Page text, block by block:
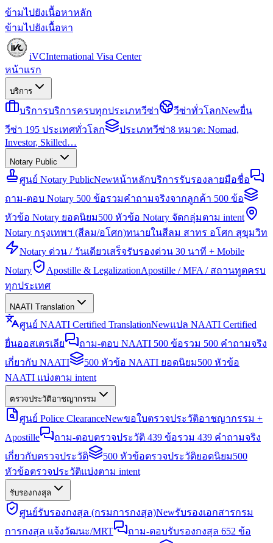
ข้ามไปยังเนื้อหาหลัก
ข้ามไปยังเนื้อหา
iVCInternational Visa Center
หน้าแรก
บริการ
บริการบริการครบทุกประเภทวีซ่า วีซ่าทั่วโลกNewยื่น
วีซ่า 195 ประเทศทั่วโลก
ประเภทวีซ่า8 หมวด: Nomad,
Investor, Skilled…
Notary Public
ศูนย์ Notary PublicNewหน้าหลักบริการรับรองลายมือชื่อ
ถาม-ตอบ Notary 500 ข้อรวมคำถามจริงจากลูกค้า 500 ข้อ
หัวข้อ Notary ยอดนิยม500 หัวข้อ Notary จัดกลุ่มตาม intent
Notary กรุงเทพฯ (สีลม/อโศก)ทนายในสีลม สาทร อโศก สุขุมวิท
Notary ด่วน / วันเดียวเสร็จรับรองด่วน 30 นาที + Mobile
Notary
Apostille & LegalizationApostille / MFA / สถานทูตครบ
ทุกประเทศ
NAATI Translation
ศูนย์ NAATI Certified TranslationNewแปล NAATI Certified
ยื่นออสเตรเลีย
ถาม-ตอบ NAATI 500 ข้อรวม 500 คำถามจริง
เกี่ยวกับ NAATI
500 หัวข้อ NAATI ยอดนิยม500 หัวข้อ
NAATI แบ่งตาม intent
ตรวจประวัติอาชญากรรม
ศูนย์ Police ClearanceNewขอใบตรวจประวัติอาชญากรรม +
Apostille
ถาม-ตอบตรวจประวัติ 439 ข้อรวม 439 คำถามจริง
เกี่ยวกับตรวจประวัติ
500 หัวข้อตรวจประวัติยอดนิยม500
หัวข้อตรวจประวัติแบ่งตาม intent
รับรองกงสุล
ศูนย์รับรองกงสุล (กรมการกงสุล)Newรับรองเอกสารกรม
การกงสุล แจ้งวัฒนะ/MRT
ถาม-ตอบรับรองกงสุล 652 ข้อ